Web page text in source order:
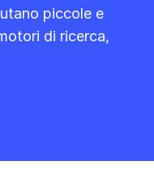
piccole e
di ricerca,